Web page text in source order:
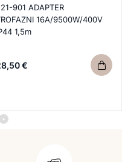
901 ADAPTER
16A/9500W/400V
1,5m
€